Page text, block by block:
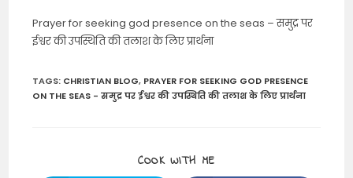
Prayer for seeking god presence on the seas – समुद्र पर
ईश्वर की उपस्थिति की तलाश के लिए प्रार्थना
TAGS: CHRISTIAN BLOG, PRAYER FOR SEEKING GOD PRESENCE
ON THE SEAS - समुद्र पर ईश्वर की उपस्थिति की तलाश के लिए प्रार्थना
COOK WITH ME